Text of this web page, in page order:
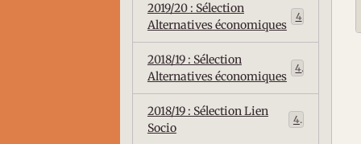
2019/20 : Sélection
Alternatives économiques
4
2018/19 : Sélection
Alternatives économiques
4
2018/19 : Sélection Lien
Socio
4